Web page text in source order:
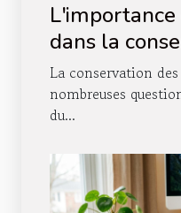
dans la
œuvres d'art
La conservation
nombreuses
du...